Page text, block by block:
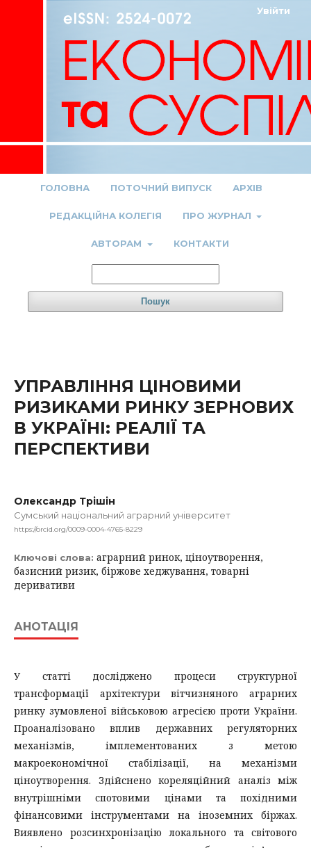
ГОЛОВНА ПОТОЧНИЙ ВИПУСК АРХІВ
РЕДАКЦІЙНА КОЛЕГІЯ ПРО ЖУРНАЛ
АВТОРАМ КОНТАКТИ
Пошук
Увійти
УПРАВЛІННЯ ЦІНОВИМИ
РИЗИКАМИ РИНКУ ЗЕРНОВИХ
В УКРАЇНІ: РЕАЛІЇ ТА
ПЕРСПЕКТИВИ
Олександр Трішін
Сумський національний аграрний університет
https://orcid.org/0009-0004-4765-8229
Ключові слова: аграрний ринок, ціноутворення,
базисний ризик, біржове хеджування, товарні
деривативи
АНОТАЦІЯ
У статті досліджено процеси структурної
трансформації архітектури вітчизняного аграрних
ринку зумовленої військовою агресією проти України.
Проаналізовано вплив державних регуляторних
механізмів, імплементованих з метою
макроекономічної стабілізації, на механізми
ціноутворення. Здійснено кореляційний аналіз між
внутрішніми спотовими цінами та похідними
фінансовими інструментами на іноземних біржах.
Виявлено розсинхронізацію локального та світового